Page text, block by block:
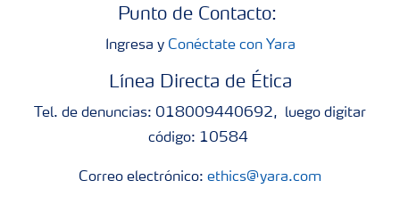
Punto de Contacto:
Ingresa y Conéctate con Yara
Línea Directa de Ética
Tel. de denuncias: 018009440692, luego digitar
código: 10584
Correo electrónico: ethics@yara.com